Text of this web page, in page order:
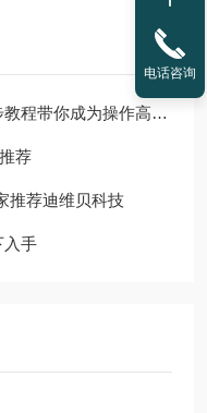
带你成为操作高手！
荐
推荐迪维贝科技
入手
电话咨询